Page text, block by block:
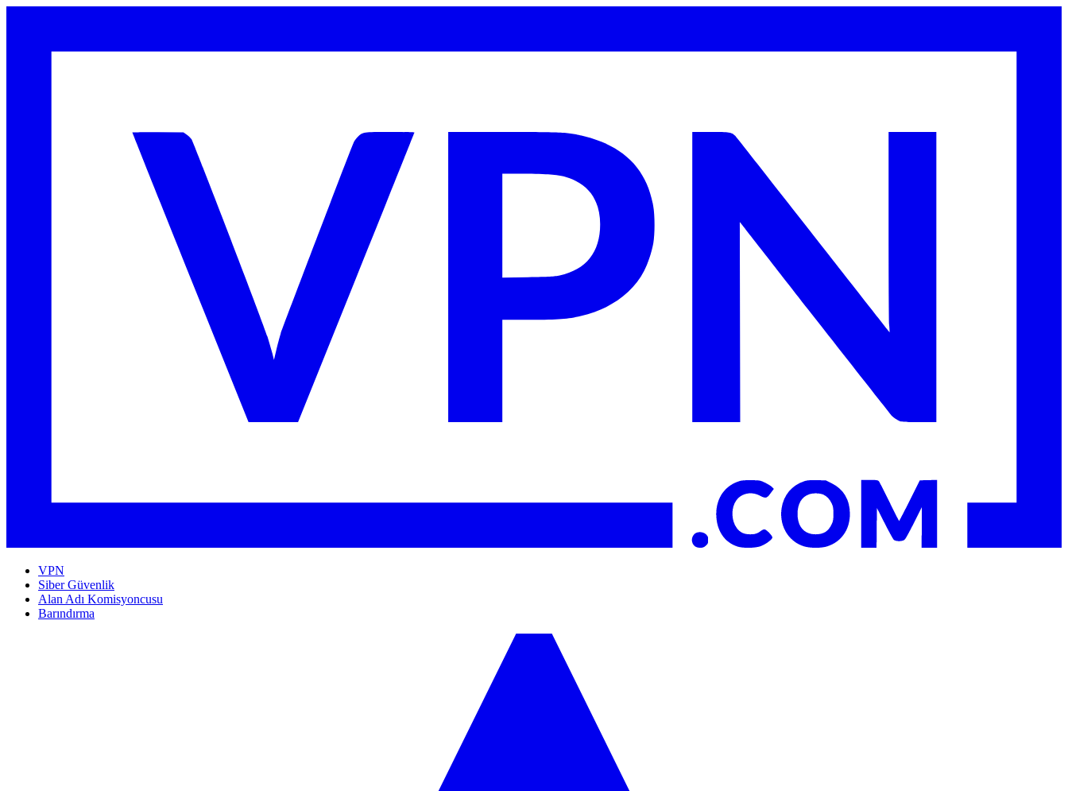
VPN
Siber Güvenlik
Alan Adı Komisyoncusu
Barındırma